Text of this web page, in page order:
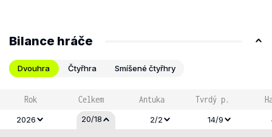
Bilance hráče
Dvouhra Čtyřhra Smíšené čtyřhry
Rok Celkem Antuka Tvrdý p.
2026 20/18 2/2 14/9